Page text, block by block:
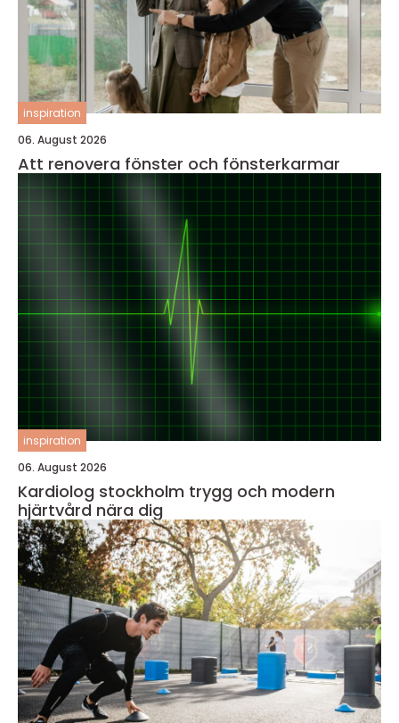
inspiration
06. August 2026
Att renovera fönster och fönsterkarmar
inspiration
06. August 2026
Kardiolog stockholm trygg och modern
hjärtvård nära dig